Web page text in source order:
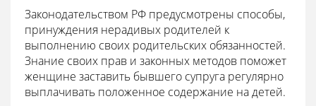
Законодательством РФ предусмотрены способы,
принуждения нерадивых родителей к
выполнению своих родительских обязанностей.
Знание своих прав и законных методов поможет
женщине заставить бывшего супруга регулярно
выплачивать положенное содержание на детей.